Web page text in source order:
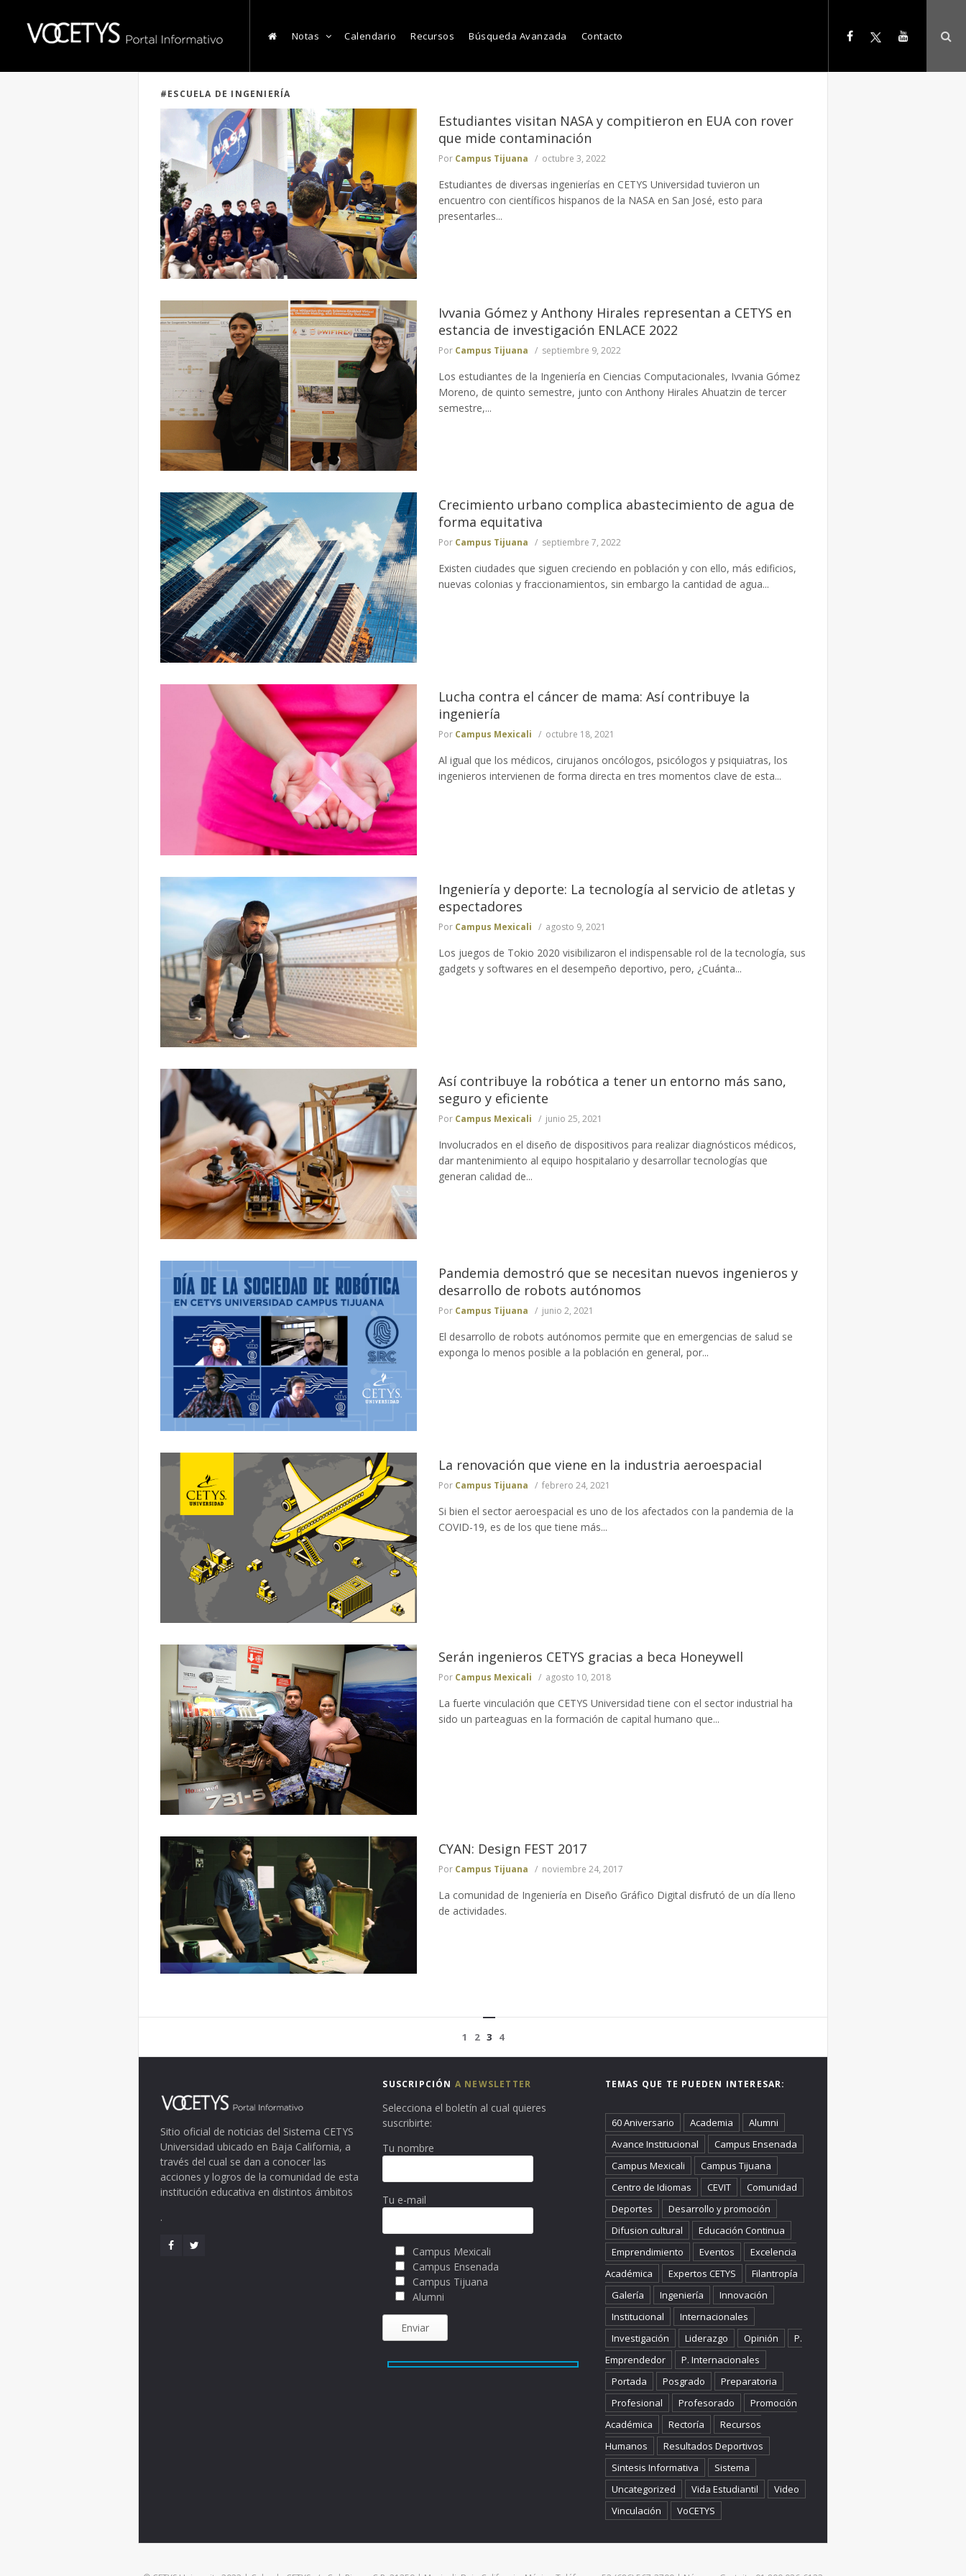
Notas Calendario Recursos Búsqueda Avanzada Contacto
#ESCUELA DE INGENIERÍA
Estudiantes visitan NASA y compitieron en EUA con rover
que mide contaminación
Por Campus Tijuana octubre 3, 2022
Estudiantes de diversas ingenierías en CETYS Universidad tuvieron un
encuentro con científicos hispanos de la NASA en San José, esto para
presentarles...
Ivvania Gómez y Anthony Hirales representan a CETYS en
estancia de investigación ENLACE 2022
Por Campus Tijuana septiembre 9, 2022
Los estudiantes de la Ingeniería en Ciencias Computacionales, Ivvania Gómez
Moreno, de quinto semestre, junto con Anthony Hirales Ahuatzin de tercer
semestre,...
Crecimiento urbano complica abastecimiento de agua de
forma equitativa
Por Campus Tijuana septiembre 7, 2022
Existen ciudades que siguen creciendo en población y con ello, más edificios,
nuevas colonias y fraccionamientos, sin embargo la cantidad de agua...
Lucha contra el cáncer de mama: Así contribuye la
ingeniería
Por Campus Mexicali octubre 18, 2021
Al igual que los médicos, cirujanos oncólogos, psicólogos y psiquiatras, los
ingenieros intervienen de forma directa en tres momentos clave de esta...
Ingeniería y deporte: La tecnología al servicio de atletas y
espectadores
Por Campus Mexicali agosto 9, 2021
Los juegos de Tokio 2020 visibilizaron el indispensable rol de la tecnología, sus
gadgets y softwares en el desempeño deportivo, pero, ¿Cuánta...
Así contribuye la robótica a tener un entorno más sano,
seguro y eficiente
Por Campus Mexicali junio 25, 2021
Involucrados en el diseño de dispositivos para realizar diagnósticos médicos,
dar mantenimiento al equipo hospitalario y desarrollar tecnologías que
generan calidad de...
Pandemia demostró que se necesitan nuevos ingenieros y
desarrollo de robots autónomos
Por Campus Tijuana junio 2, 2021
El desarrollo de robots autónomos permite que en emergencias de salud se
exponga lo menos posible a la población en general, por...
La renovación que viene en la industria aeroespacial
Por Campus Tijuana febrero 24, 2021
Si bien el sector aeroespacial es uno de los afectados con la pandemia de la
COVID-19, es de los que tiene más...
Serán ingenieros CETYS gracias a beca Honeywell
Por Campus Mexicali agosto 10, 2018
La fuerte vinculación que CETYS Universidad tiene con el sector industrial ha
sido un parteaguas en la formación de capital humano que...
CYAN: Design FEST 2017
Por Campus Tijuana noviembre 24, 2017
La comunidad de Ingeniería en Diseño Gráfico Digital disfrutó de un día lleno
de actividades.
1 2 3 4
Sitio oficial de noticias del Sistema CETYS
Universidad ubicado en Baja California, a
través del cual se dan a conocer las
acciones y logros de la comunidad de esta
institución educativa en distintos ámbitos
.
SUSCRIPCIÓN A NEWSLETTER
Selecciona el boletín al cual quieres
suscribirte:
Tu nombre
Tu e-mail
Campus Mexicali
Campus Ensenada
Campus Tijuana
Alumni
TEMAS QUE TE PUEDEN INTERESAR:
60 Aniversario Academia
Alumni
Avance Institucional
Campus Ensenada
Campus Mexicali
Campus Tijuana
Centro de Idiomas
CEVIT
Comunidad
Deportes
Desarrollo y promoción
Difusion cultural
Educación Continua
Emprendimiento
Eventos
Excelencia
Académica
Expertos CETYS
Filantropía
Galería
Ingeniería
Innovación
Institucional
Internacionales
Investigación
Liderazgo Opinión
P.
Emprendedor
P. Internacionales
Portada
Posgrado
Preparatoria
Profesional
Profesorado
Promoción
Académica
Rectoría
Recursos
Humanos
Resultados Deportivos
Sintesis Informativa
Sistema
Uncategorized
Vida Estudiantil
Video
Vinculación
VoCETYS